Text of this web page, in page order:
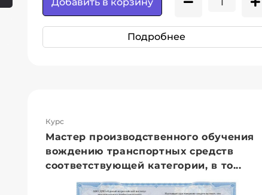
Подробнее
Курс
Мастер производственного обучения
вождению транспортных средств
соответствующей категории, в то...